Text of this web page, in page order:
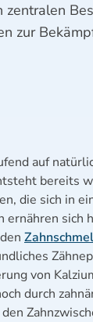
zentralen
zur
auf
bereits
die sich in
sich
von
durch